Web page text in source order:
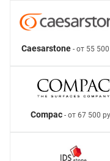
Caesarstone - от 55
Compac- от 67 500